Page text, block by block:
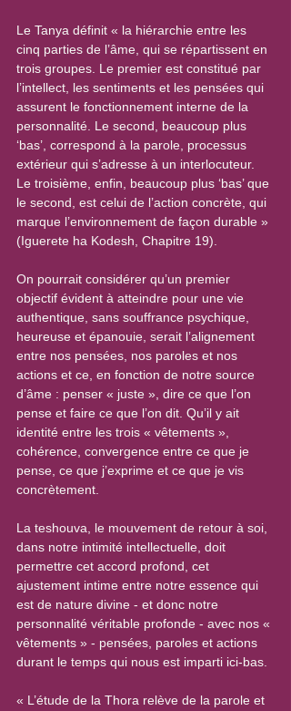
Le Tanya définit « la hiérarchie entre les
cinq parties de l’âme, qui se répartissent en
trois groupes. Le premier est constitué par
l’intellect, les sentiments et les pensées qui
assurent le fonctionnement interne de la
personnalité. Le second, beaucoup plus
‘bas’, correspond à la parole, processus
extérieur qui s’adresse à un interlocuteur.
Le troisième, enfin, beaucoup plus ‘bas’ que
le second, est celui de l’action concrète, qui
marque l’environnement de façon durable »
(Iguerete ha Kodesh, Chapitre 19).
On pourrait considérer qu’un premier
objectif évident à atteindre pour une vie
authentique, sans souffrance psychique,
heureuse et épanouie, serait l’alignement
entre nos pensées, nos paroles et nos
actions et ce, en fonction de notre source
d’âme : penser « juste », dire ce que l’on
pense et faire ce que l’on dit. Qu’il y ait
identité entre les trois « vêtements »,
cohérence, convergence entre ce que je
pense, ce que j’exprime et ce que je vis
concrètement.
La teshouva, le mouvement de retour à soi,
dans notre intimité intellectuelle, doit
permettre cet accord profond, cet
ajustement intime entre notre essence qui
est de nature divine - et donc notre
personnalité véritable profonde - avec nos «
vêtements » - pensées, paroles et actions
durant le temps qui nous est imparti ici-bas.
« L’étude de la Thora relève de la parole et